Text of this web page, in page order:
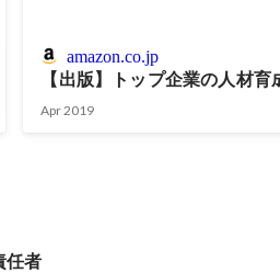
amazon.co.jp
【出版】トップ企業の人材育
Apr 2019
者